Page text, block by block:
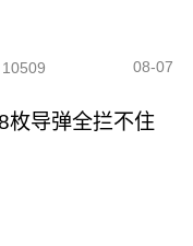
10509 08-07
枚导弹全拦不住